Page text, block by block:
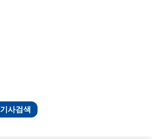
기사검색